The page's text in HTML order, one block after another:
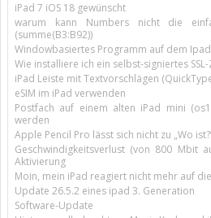
iPad 7 iOS 18 gewünscht
warum kann Numbers nicht die
(summe(B3:B92))
Windowbasiertes Programm auf dem
Wie installiere ich ein selbst-signiertes
iPad Leiste mit Textvorschlägen
eSIM im iPad verwenden
Postfach auf einem alten iPad mini
werden
Apple Pencil Pro lässt sich nicht zu „Wo
Geschwindigkeitsverlust (von 800 Mbit
Aktivierung
Moin, mein iPad reagiert nicht mehr auf
Update 26.5.2 eines ipad 3. Generation
Software-Update